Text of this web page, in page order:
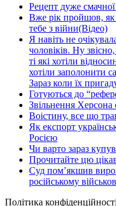
Рецепт дуже
Вже рік пройшов,
тебе з війни(Відео)
Я навіть не
чоловіків. Ну
ті які хотіли
хотіли заполонити
Зараз коли їх
Готуються до
Звільнення
Воістину, все що
Як експорт
Росією
Чи варто зараз
Прочитайте цю
Суд пом’якшив
російському
Політика